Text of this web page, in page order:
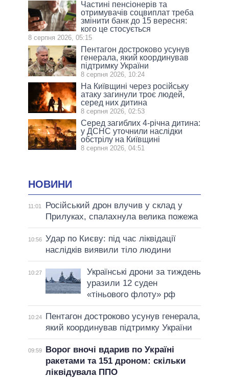
Частині пенсіонерів та
отримувачів соцвиплат треба
змінити банк до 15 вересня:
кого це стосується
8 серпня 2026, 05:15
Пентагон достроково усунув
генерала, який координував
підтримку України
8 серпня 2026, 10:24
На Київщині через російську
атаку загинули троє людей,
серед них дитина
8 серпня 2026, 02:53
Серед загиблих 4-річна дитина:
у ДСНС уточнили наслідки
обстрілу на Київщині
8 серпня 2026, 04:51
НОВИНИ
11:01
Російський дрон влучив у склад у
Прилуках, спалахнула велика пожежа
10:56 Удар по Києву: під час ліквідації
наслідків виявили тіло людини
10:27
Українські дрони за тиждень
уразили 12 суден
«тіньового флоту» рф
10:24
Пентагон достроково усунув генерала,
який координував підтримку України
09:59
Ворог вночі вдарив по Україні
ракетами та 151 дроном: скільки
ліквідувала ППО